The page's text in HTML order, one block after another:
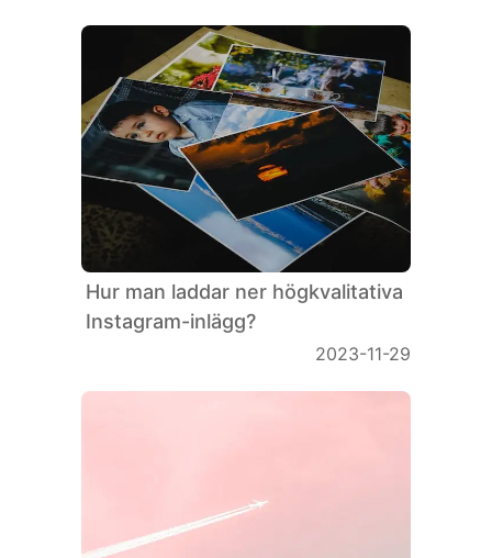
Hur man laddar ner högkvalitativa
Instagram-inlägg?
2023-11-29